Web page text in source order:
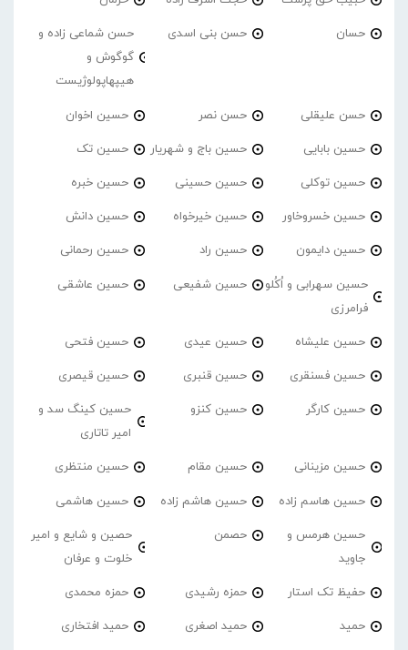
حسان حسن بنی اسدی
حسن شماعی زاده و
گوگوش و
هیپهاپولوژیست
حسن علیقلی حسن نصر حسین اخوان
حسین بابایی حسین باج و شهریار حسین تک
حسین توکلی حسین حسینی حسین خبره
حسین خسروخاور حسین خیرخواه حسین دانش
حسین دایمون حسین راد حسین رحمانی
حسین سهرابی و اُکُلو
فرامرزی
حسین شفیعی حسین عاشقی
حسین علیشاه حسین عیدی حسین فتحی
حسین فسنقری حسین قنبری حسین قیصری
حسین کارگر حسین کنزو
حسین کینگ سد و
امیر تاتاری
حسین مزینانی حسین مقام حسین منتظری
حسین هاسم زاده حسین هاشم زاده حسین هاشمی
حسین هرمس و
جاوید
حصمن
حصین و شایع و امیر
خلوت و عرفان
حفیظ تک استار حمزه رشیدی حمزه محمدی
حمید حمید اصغری حمید افتخاری